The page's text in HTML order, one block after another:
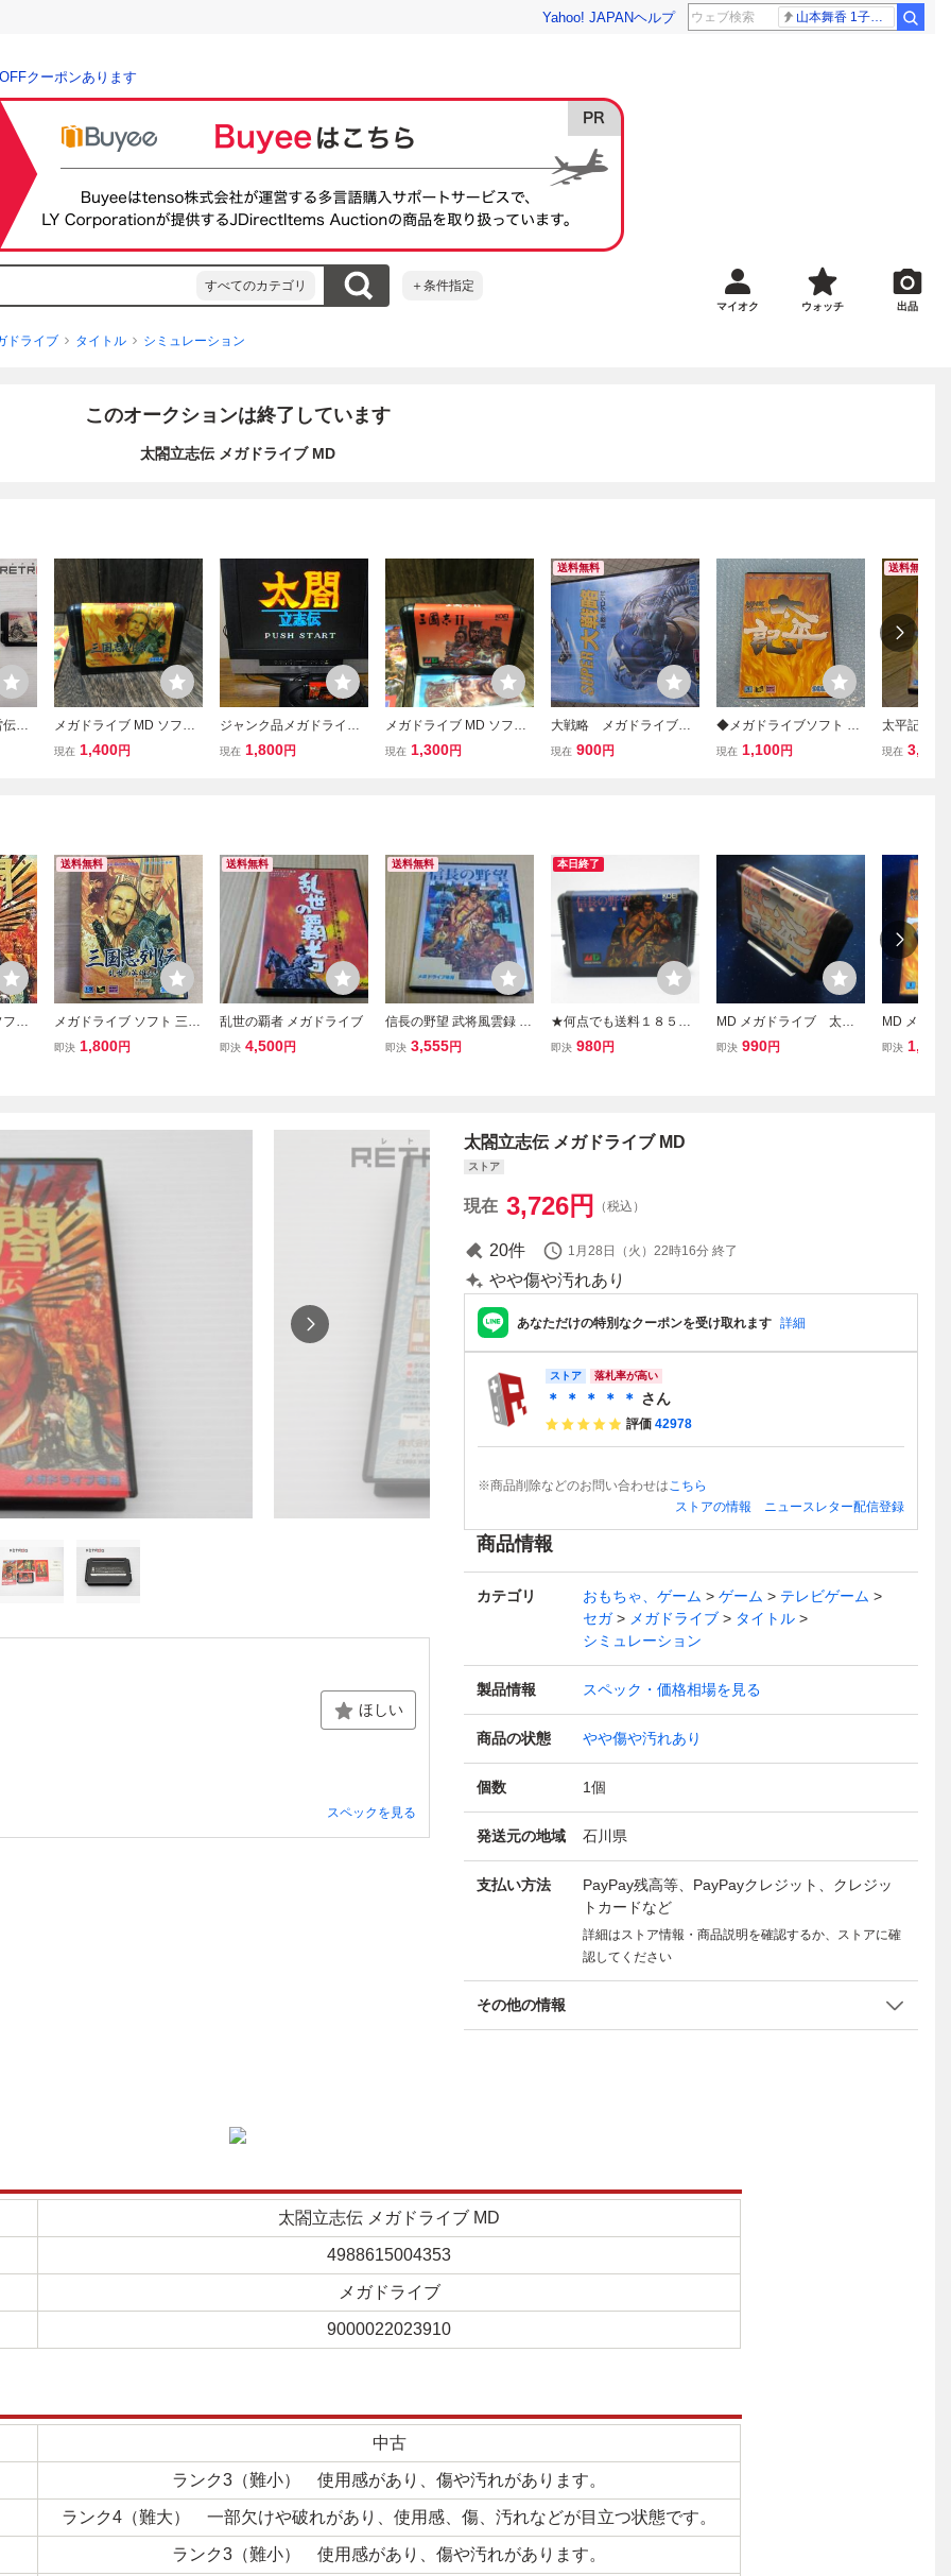
Yahoo! JAPANヘルプ 山本舞香 1子出産
クーポンあります
すべてのカテゴリ ＋条件指定
マイオク ウォッチ 出品
ドライブ タイトル シミュレーション
このオークションは終了しています
太閤立志伝 メガドライブ MD
説
メガドライブ MD ソフト
三国志列伝
現在 1,400円
ジャンク品メガドライブ
裸/箱説無 太閤立志伝
現在 1,800円
メガドライブ MD ソフト
三国志2
現在 1,300円
送料無料
大戦略 メガドライブソ
フト
現在 900円
◆メガドライブソフト セ
ガ 太平記 NHK大河ドラマ
現在 1,100円
送料無料
太平記 セ
イブ
現在 3,000
ト
送料無料
メガドライブ ソフト 三国
志列伝 乱世の英雄たち M
即決 1,800円
送料無料
乱世の覇者 メガドライブ
即決 4,500円
送料無料
信長の野望 武将風雲録 メ
ガドライブ
即決 3,555円
本日終了
★何点でも送料１８５円
★ 信長の野望 武将風雲録
即決 980円
MD メガドライブ 太平
記 ソフトのみ
即決 990円
MD メガ
記 箱説明
即決 1,970
ほしい
スペックを見る
太閤立志伝 メガドライブ MD
ストア
現在 3,726円 （税込）
20件 1月28日（火）22時16分 終了
やや傷や汚れあり
あなただけの特別なクーポンを受け取れます 詳細
ストア 落札率が高い
＊ ＊ ＊ ＊ ＊ さん
評価 42978
※商品削除などのお問い合わせはこちら
ストアの情報
ニュースレター配信登録
商品情報
カテゴリ おもちゃ、ゲーム ゲーム
テレビゲーム
セガ
メガドライブ
タイトル
シミュレーション
製品情報 スペック・価格相場を見る
商品の状態 やや傷や汚れあり
個数 1個
発送元の地域 石川県
支払い方法
PayPay残高等、PayPayクレジット、クレジッ
トカードなど
詳細はストア情報・商品説明を確認するか、ストアに確
認してください
その他の情報